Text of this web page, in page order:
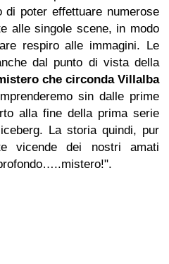
poter effettuare numerose
alle singole scene, in modo
respiro alle immagini. Le
dal punto di vista della
che circonda Villalba
sin dalle prime
alla fine della prima serie
La storia quindi, pur
vicende dei nostri amati